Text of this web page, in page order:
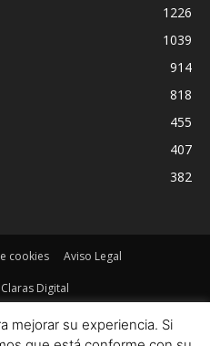
1226
1039
914
818
455
407
382
cookies Aviso Legal
Digital
mejorar su experiencia. Si